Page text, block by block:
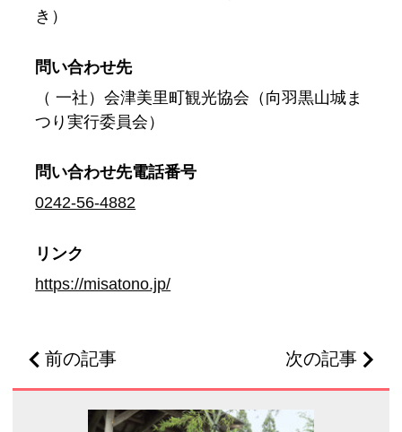
き）
問い合わせ先
（ 一社）会津美里町観光協会（向羽黒山城ま
つり実行委員会）
問い合わせ先電話番号
0242-56-4882
リンク
https://misatono.jp/
前の記事 次の記事